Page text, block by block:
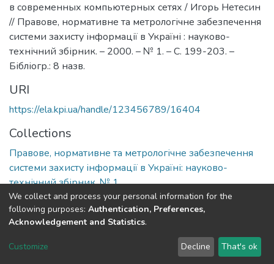
в современных компьютерных сетях / Игорь Нетесин
// Правове, нормативне та метрологічне забезпечення
системи захисту інформації в Україні : науково-
технічний збірник. – 2000. – № 1. – С. 199-203. –
Бібліогр.: 8 назв.
URI
https://ela.kpi.ua/handle/123456789/16404
Collections
Правове, нормативне та метрологічне забезпечення
системи захисту інформації в Україні: науково-
технічний збірник, № 1
Full item page
DSpace software copyright © 2002-2026 LYRASIS
Send Feedback
We collect and process your personal information for the
following purposes: Authentication, Preferences,
Acknowledgement and Statistics.
Customize Decline That's ok